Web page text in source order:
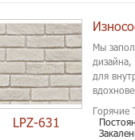
LPZ-631
Мы
для
Горячие